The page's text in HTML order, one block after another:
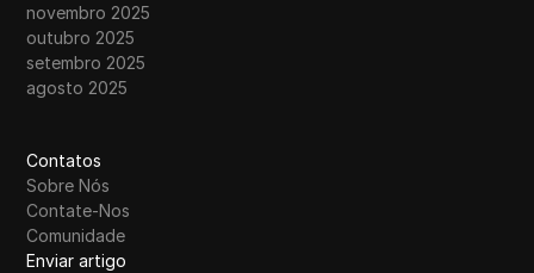
novembro 2025
outubro 2025
setembro 2025
agosto 2025
Contatos
Sobre Nós
Contate-Nos
Comunidade
Enviar artigo